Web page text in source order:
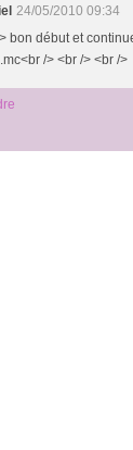
24/05/2010 09:34
bon début et
/> <br /> <br />